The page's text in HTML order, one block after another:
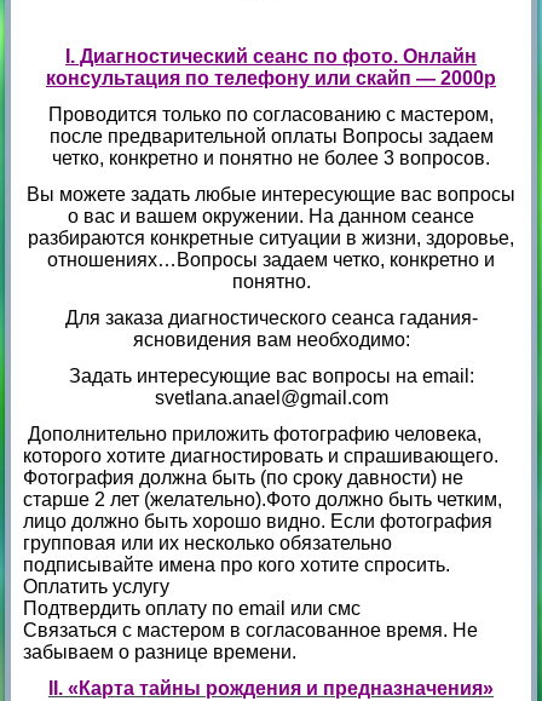
I. Диагностический сеанс по фото. Онлайн
консультация по телефону или скайп — 2000р
Проводится только по согласованию с мастером,
после предварительной оплаты Вопросы задаем
четко, конкретно и понятно не более 3 вопросов.
Вы можете задать любые интересующие вас вопросы
о вас и вашем окружении. На данном сеансе
разбираются конкретные ситуации в жизни, здоровье,
отношениях…Вопросы задаем четко, конкретно и
понятно.
Для заказа диагностического сеанса гадания-
ясновидения вам необходимо:
Задать интересующие вас вопросы на email:
svetlana.anael@gmail.com
Дополнительно приложить фотографию человека,
которого хотите диагностировать и спрашивающего.
Фотография должна быть (по сроку давности) не
старше 2 лет (желательно).Фото должно быть четким,
лицо должно быть хорошо видно. Если фотография
групповая или их несколько обязательно
подписывайте имена про кого хотите спросить.
Оплатить услугу
Подтвердить оплату по email или смс
Связаться с мастером в согласованное время. Не
забываем о разнице времени.
II. «Карта тайны рождения и предназначения»